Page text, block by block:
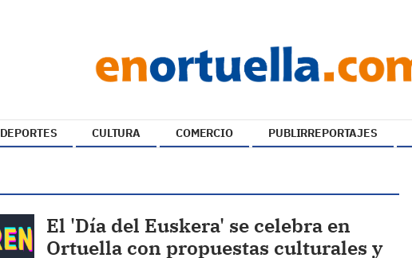
DEPORTES CULTURA COMERCIO PUBLIRREPORTAJES
El 'Día del Euskera' se celebra en
Ortuella con propuestas culturales y